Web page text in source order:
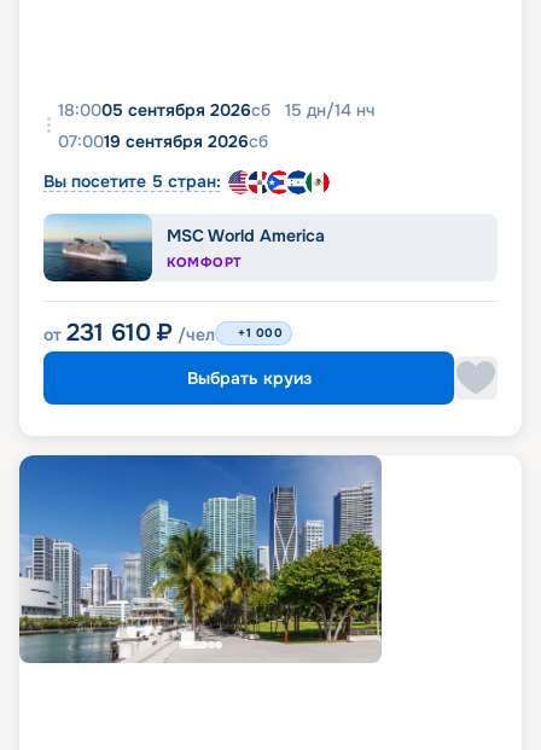
18:0005 сентября 2026сб 15 дн/14 нч
07:0019 сентября 2026сб
Вы посетите 5 стран:
MSC World America
КОМФОРТ
от 231 610 ₽ /чел +1 000
Выбрать круиз